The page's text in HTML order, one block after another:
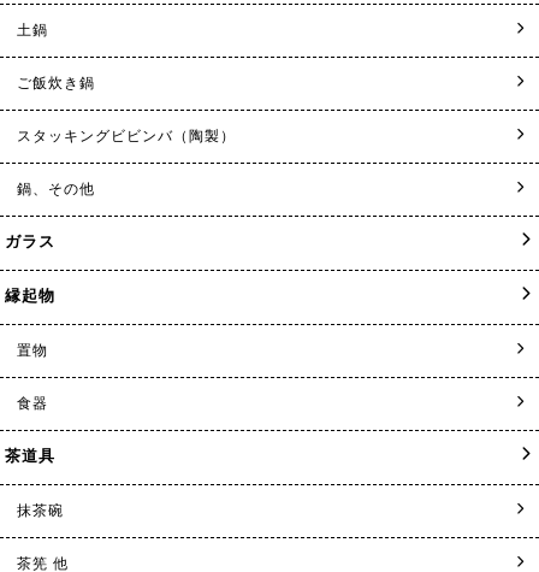
土鍋
ご飯炊き鍋
スタッキングビビンバ（陶製）
鍋、その他
ガラス
縁起物
置物
食器
茶道具
抹茶碗
茶筅 他